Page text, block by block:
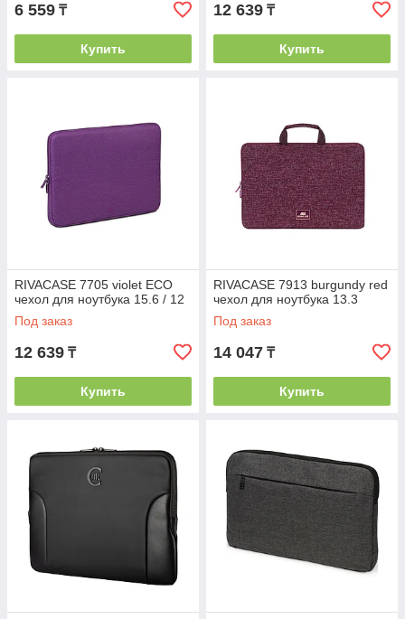
6 559 ₸
Купить
12 639 ₸
Купить
RIVACASE 7705 violet ECO
чехол для ноутбука 15.6 / 12
Под заказ
12 639 ₸
Купить
RIVACASE 7913 burgundy red
чехол для ноутбука 13.3
Под заказ
14 047 ₸
Купить